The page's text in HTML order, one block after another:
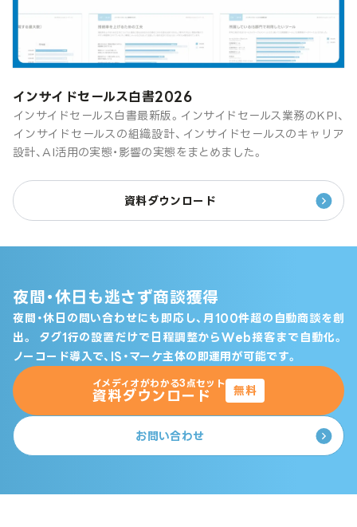
インサイドセールス白書2026
インサイドセールス白書最新版。インサイドセールス業務のKPI、
インサイドセールスの組織設計、インサイドセールスのキャリア
設計、AI活用の実態・影響の実態をまとめました。
資料ダウンロード
夜間・休日も逃さず商談獲得
夜間・休日の問い合わせにも即応し、月100件超の自動商談を創
出。
タグ1行の設置だけで日程調整からWeb接客まで自動化。
ノーコード導入で、IS・マーケ主体の即運用が可能です。
イメディオがわかる3点セット
資料ダウンロード 無料
お問い合わせ